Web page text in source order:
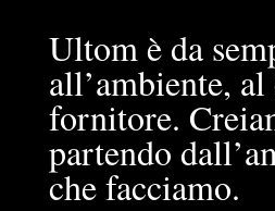
Ultom è da
all’ambiente,
fornitore.
partendo
che facciamo.